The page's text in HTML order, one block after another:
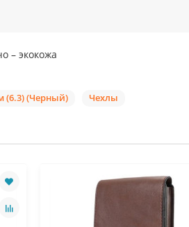
– экокожа
(6.3) (Черный) Чехлы